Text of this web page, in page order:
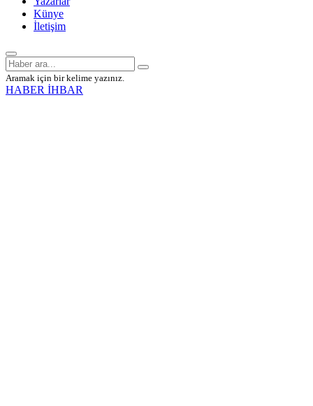
Künye
İletişim
Aramak için bir kelime yazınız.
HABER İHBAR